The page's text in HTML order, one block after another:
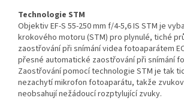
Technologie STM
Objektiv EF-S 55-250 mm f/4-5,6 IS STM je
krokového motoru (STM) pro plynulé, tiché
zaostřování při snímání videa fotoaparátem
přesné automatické zaostřování při snímání
Zaostřování pomocí technologie STM je tak
nezachytí mikrofon fotoaparátu, takže
neobsahují nežádoucí rozptylující zvuky.